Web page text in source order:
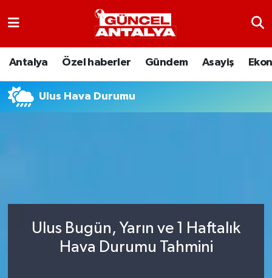
Antalya Özel haberler Gündem Asayiş
Ulus Hava Durumu
Ulus Bugün, Yarın ve 1 Haftalık
Hava Durumu Tahmini
Antalya
Ekonomi
Nöbetçi Eczaneler
Son Dakika Haberleri